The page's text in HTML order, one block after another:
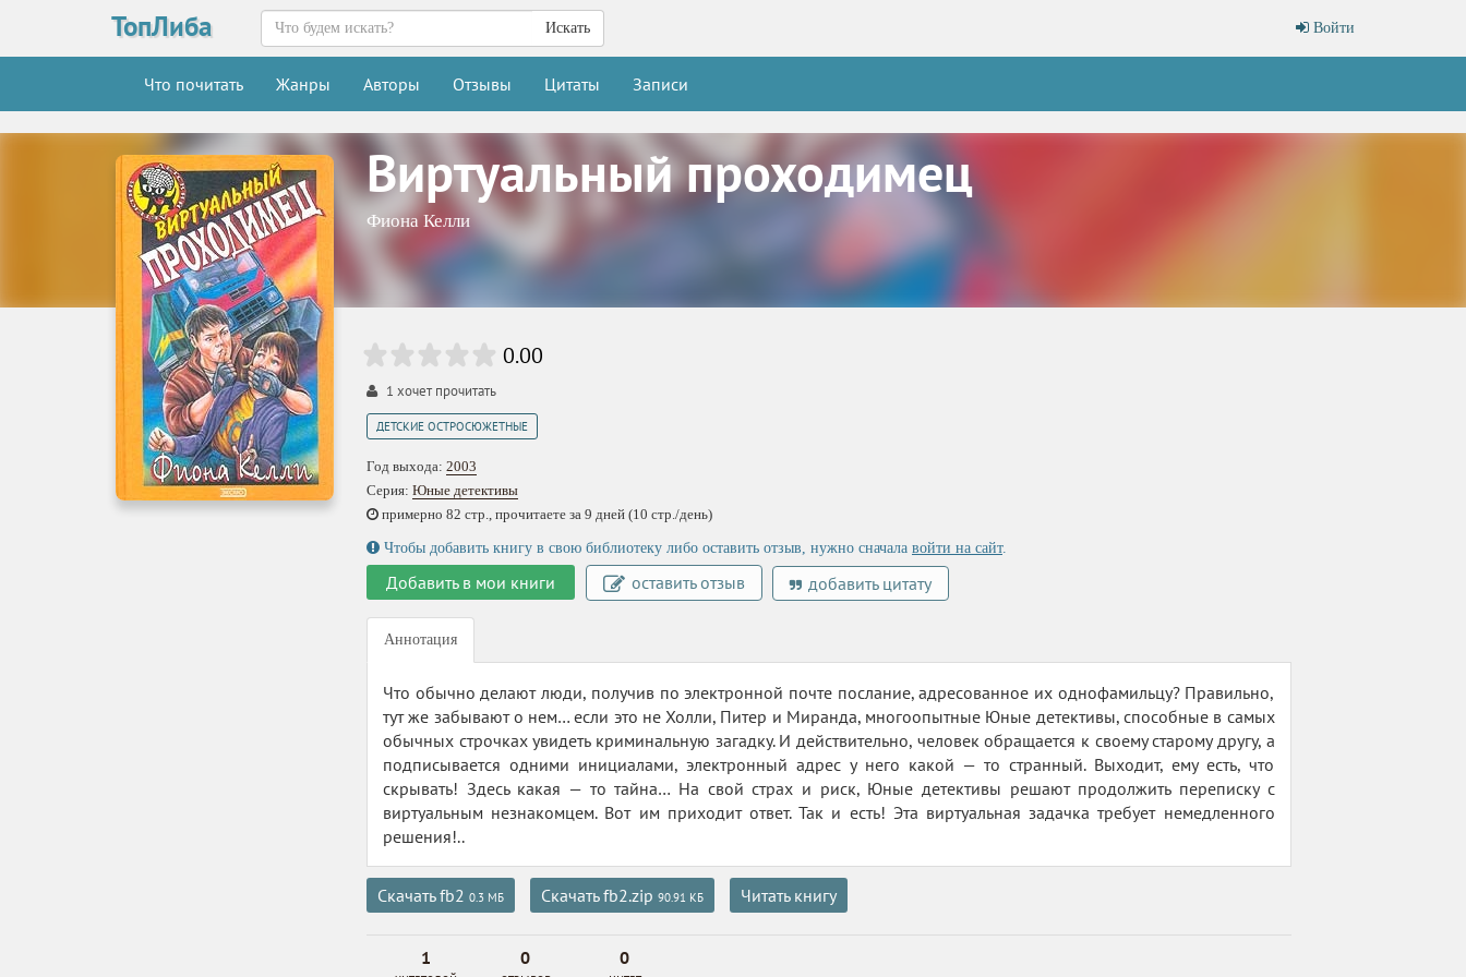
ТопЛиба Войти
Искать
Что почитать Жанры Авторы Отзывы Цитаты Записи
Виртуальный проходимец
Фиона Келли
0.00
1 хочет прочитать
ДЕТСКИЕ ОСТРОСЮЖЕТНЫЕ
Год выхода: 2003
Серия: Юные детективы
примерно 82 стр., прочитаете за 9 дней (10 стр./день)
Чтобы добавить книгу в свою библиотеку либо оставить отзыв, нужно сначала войти на сайт.
Добавить в мои книги оставить отзыв добавить цитату
Аннотация
Что обычно делают люди, получив по электронной почте послание, адресованное их однофамильцу? Правильно,
тут же забывают о нем… если это не Холли, Питер и Миранда, многоопытные Юные детективы, способные в самых
обычных строчках увидеть криминальную загадку. И действительно, человек обращается к своему старому другу, а
подписывается одними инициалами, электронный адрес у него какой — то странный. Выходит, ему есть, что
скрывать! Здесь какая — то тайна… На свой страх и риск, Юные детективы решают продолжить переписку с
виртуальным незнакомцем. Вот им приходит ответ. Так и есть! Эта виртуальная задачка требует немедленного
решения!..
Скачать fb2 0.3 МБ Скачать fb2.zip 90.91 КБ Читать книгу
1 0 0